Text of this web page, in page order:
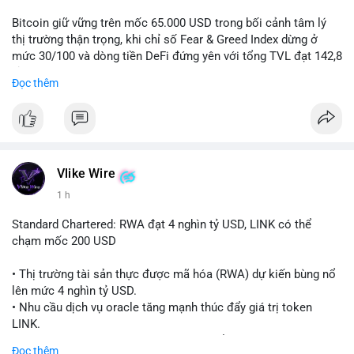
Bitcoin giữ vững trên mốc 65.000 USD trong bối cảnh tâm lý
thị trường thận trọng, khi chỉ số Fear & Greed Index dừng ở
mức 30/100 và dòng tiền DeFi đứng yên với tổng TVL đạt 142,8
tăng gần 3% khi Iran-Oman hứa mở lại eo Hormuz, giảm lo ngại
lớn khác. Đáng chú ý, thanh lý Short chiếm tới 81,7% tổng 35,7
triệu USD thanh lý trong 24h, cho thấy phe bán đang yếu thế.
- DeFi & Công nghệ: Standard Chartered dự báo thị trường RWA
sẽ bùng nổ lên 4 nghìn tỷ USD, kéo theo giá trị token LINK có
hoàn tất thương vụ mua lại startup stablecoin BVNK trị giá 1,8
tỷ USD, đánh dấu bước tiến lớn trong thanh toán số.
- Quy định & Pháp lý: FCA Anh đang xây dựng khung pháp lý
cho vàng mã hóa, trong khi CLARITY Act tại Mỹ được cựu Bộ
Đọc thêm
Vlike Wire
1 h
Standard Chartered: RWA đạt 4 nghìn tỷ USD, LINK có thể
chạm mốc 200 USD
• Thị trường tài sản thực được mã hóa (RWA) dự kiến bùng nổ
lên mức 4 nghìn tỷ USD.
• Nhu cầu dịch vụ oracle tăng mạnh thúc đẩy giá trị token
LINK.
Đọc thêm